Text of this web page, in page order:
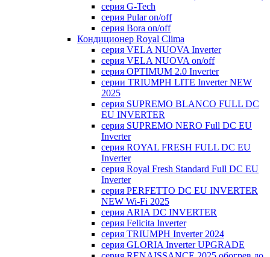
серия G-Tech
серия Pular on/off
серия Bora on/off
Кондиционер Royal Clima
серия VELA NUOVA Inverter
серия VELA NUOVA on/off
серия OPTIMUM 2.0 Inverter
серии TRIUMPH LITE Inverter NEW
2025
серия SUPREMO BLANCO FULL DC
EU INVERTER
серия SUPREMO NERO Full DC EU
Inverter
серия ROYAL FRESH FULL DC EU
Inverter
серия Royal Fresh Standard Full DC EU
Inverter
серия PERFETTO DC EU INVERTER
NEW Wi-Fi 2025
серия ARIA DC INVERTER
серия Felicita Inverter
серия TRIUMPH Inverter 2024
серия GLORIA Inverter UPGRADE